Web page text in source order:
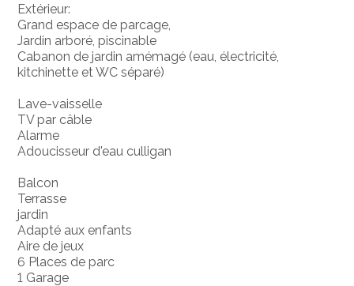
Extérieur:
Grand espace de parcage,
Jardin arboré, piscinable
Cabanon de jardin amémagé (eau, électricité,
kitchinette et WC séparé)
Lave-vaisselle
TV par câble
Alarme
Adoucisseur d'eau culligan
Balcon
Terrasse
jardin
Adapté aux enfants
Aire de jeux
6 Places de parc
1 Garage